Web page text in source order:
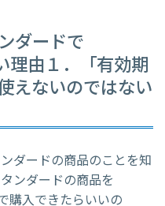
ダードで
由１．「有効期
えないのではない
ダードの商品のことを知
ンダードの商品を
購入できたらいいの